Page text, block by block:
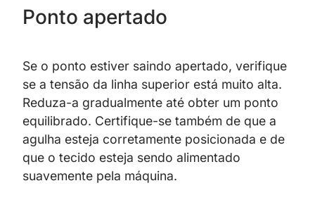
Ponto apertado
Se o ponto estiver saindo apertado, verifique
se a tensão da linha superior está muito alta.
Reduza-a gradualmente até obter um ponto
equilibrado. Certifique-se também de que a
agulha esteja corretamente posicionada e de
que o tecido esteja sendo alimentado
suavemente pela máquina.